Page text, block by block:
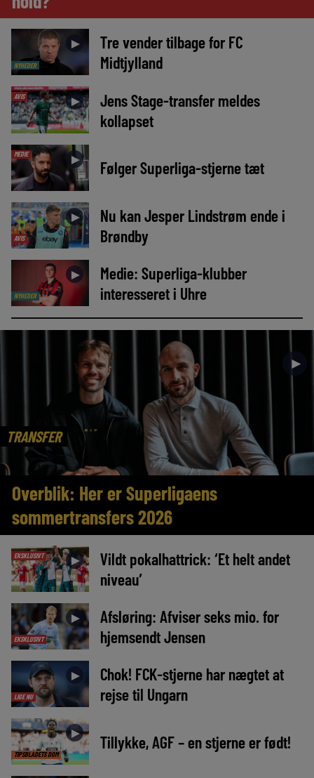
NYHEDER
►
Tre vender tilbage for FC
Midtjylland
AVIS ►
Jens Stage-transfer meldes
kollapset
MEDIE ► Følger Superliga-stjerne tæt
AVIS
►
Nu kan Jesper Lindstrøm ende i
Brøndby
NYHEDER
►
Medie: Superliga-klubber
interesseret i Uhre
TRANSFER
►
Overblik: Her er Superligaens
sommertransfers 2026
EKSKLUSIVT ►
Vildt pokalhattrick: ‘Et helt andet
niveau’
EKSKLUSIVT
►
Afsløring: Afviser seks mio. for
hjemsendt Jensen
LIGE NU
►
Chok! FCK-stjerne har nægtet at
rejse til Ungarn
TIPSBLADETS DOM
► Tillykke, AGF – en stjerne er født!